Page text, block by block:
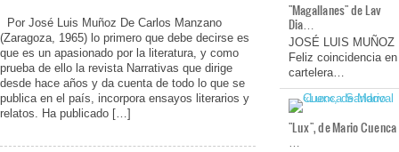
Por José Luis Muñoz De Carlos Manzano
(Zaragoza, 1965) lo primero que debe decirse es
que es un apasionado por la literatura, y como
prueba de ello la revista Narrativas que dirige
desde hace años y da cuenta de todo lo que se
publica en el país, incorpora ensayos literarios y
relatos. Ha publicado […]
"Magallanes" de Lav
Dia…
JOSÉ LUIS MUÑOZ
Feliz coincidencia en
cartelera…
"Lux", de Mario Cuenca
…